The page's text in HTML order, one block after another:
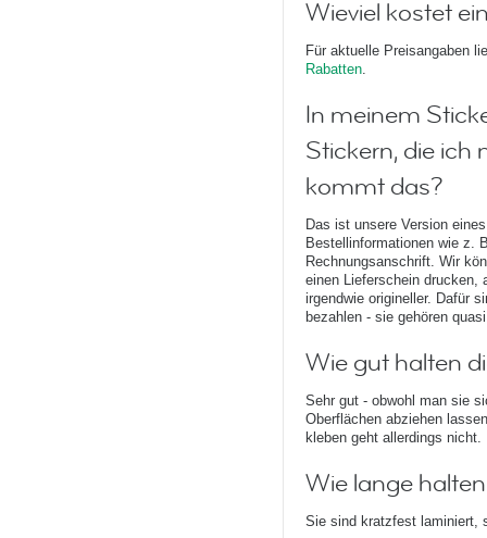
Wieviel kostet
Für aktuelle Preisangaben
Rabatten.
In meinem
Stickern, die ich
kommt das?
Das ist unsere Version
Bestellinformationen wie z.
Rechnungsanschrift. Wir
einen Lieferschein drucken,
irgendwie origineller. Dafür
bezahlen - sie gehören
Wie gut halten
Sehr gut - obwohl man sie
Oberflächen abziehen
kleben geht allerdings nicht.
Wie lange
Sie sind kratzfest laminiert,